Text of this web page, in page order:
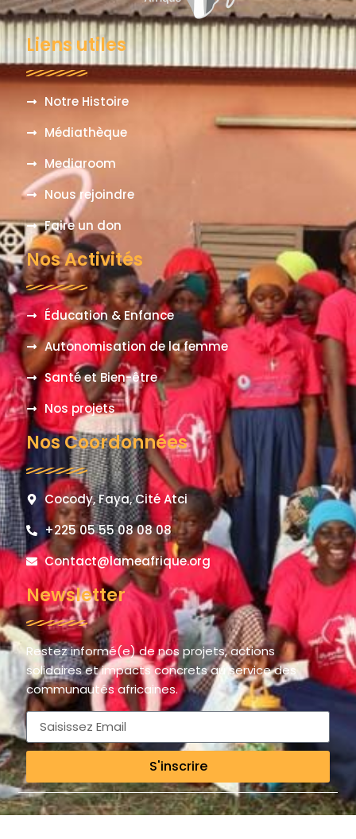
Liens utiles
Notre Histoire
Médiathèque
Mediaroom
Nous rejoindre
Faire un don
Nos Activités
Éducation & Enfance
Autonomisation de la femme
Santé et Bien-être
Nos projets
Nos Coordonnées
Cocody, Faya, Cité Atci
+225 05 55 08 08 08
Contact@lameafrique.org
Newsletter
Restez informé(e) de nos projets, actions
solidaires et impacts concrets au service des
communautés africaines.
S'inscrire